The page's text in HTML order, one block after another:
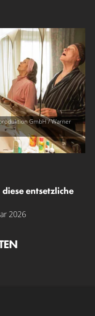
GmbH / Warner
entsetzliche
2026